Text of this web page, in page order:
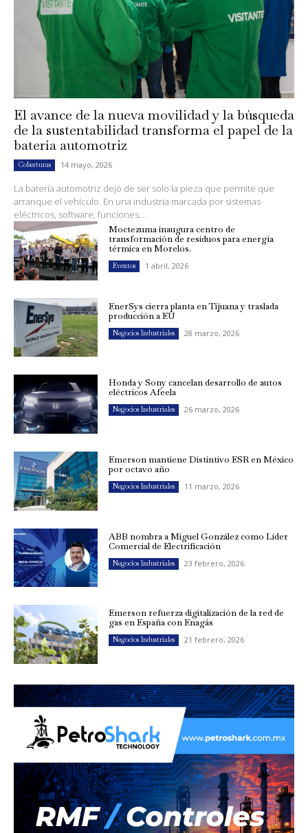
El avance de la nueva movilidad y la búsqueda
de la sustentabilidad transforma el papel de la
batería automotriz
Coberturas 14 mayo, 2026
La batería automotriz dejó de ser solo la pieza que permite que
arranque el vehículo. En una industria marcada por sistemas
eléctricos, software, funciones...
Moctezuma inaugura centro de
transformación de residuos para energía
térmica en Morelos.
Eventos 1 abril, 2026
EnerSys cierra planta en Tijuana y traslada
producción a EU
Negocios Industriales 28 marzo, 2026
Honda y Sony cancelan desarrollo de autos
eléctricos Afeela
Negocios Industriales 26 marzo, 2026
Emerson mantiene Distintivo ESR en México
por octavo año
Negocios Industriales 11 marzo, 2026
ABB nombra a Miguel González como Líder
Comercial de Electrificación
Negocios Industriales 23 febrero, 2026
Emerson refuerza digitalización de la red de
gas en España con Enagás
Negocios Industriales 21 febrero, 2026